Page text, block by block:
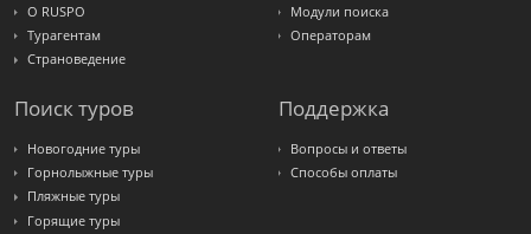
О RUSPO
Турагентам
Страноведение
Модули поиска
Операторам
Поиск туров
Новогодние туры
Горнолыжные туры
Пляжные туры
Горящие туры
Поддержка
Вопросы и ответы
Способы оплаты